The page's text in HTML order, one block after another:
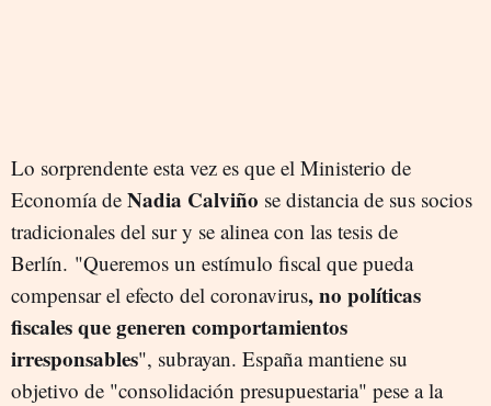
Lo sorprendente esta vez es que el Ministerio de
Economía de Nadia Calviño se distancia de sus socios
tradicionales del sur y se alinea con las tesis de
Berlín. "Queremos un estímulo fiscal que pueda
compensar el efecto del coronavirus, no políticas
fiscales que generen comportamientos
irresponsables", subrayan. España mantiene su
objetivo de "consolidación presupuestaria" pese a la